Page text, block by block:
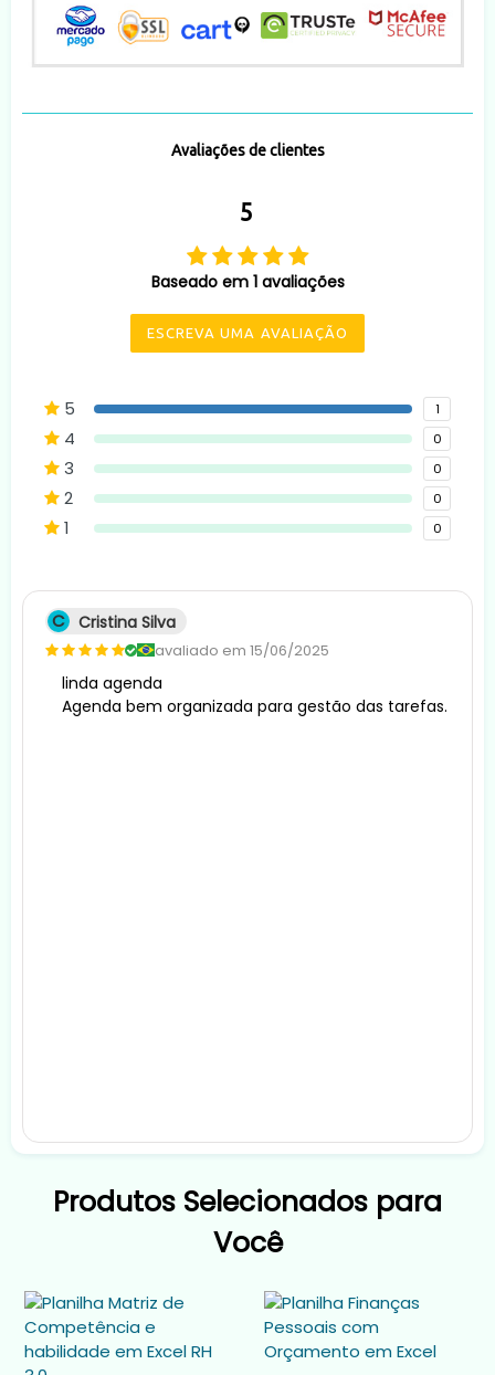
Avaliações de clientes
5
Baseado em 1 avaliações
ESCREVA UMA AVALIAÇÃO
5 1
4 0
3 0
2 0
1 0
C Cristina Silva
avaliado em 15/06/2025
linda agenda
Agenda bem organizada para gestão das tarefas.
Produtos Selecionados para
Você